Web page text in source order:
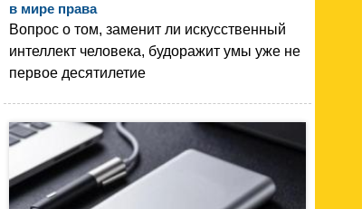
в мире права
Вопрос о том, заменит ли искусственный
интеллект человека, будоражит умы уже не
первое десятилетие